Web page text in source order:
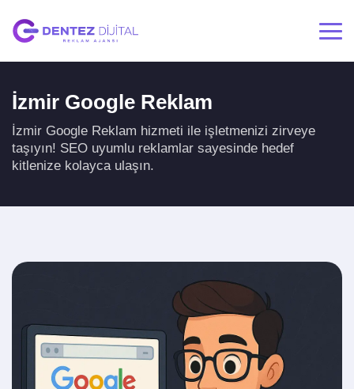
İzmir Google Reklam
İzmir Google Reklam hizmeti ile işletmenizi zirveye
taşıyın! SEO uyumlu reklamlar sayesinde hedef
kitlenize kolayca ulaşın.